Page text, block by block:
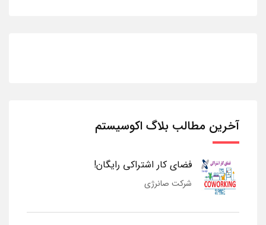
آخرین مطالب بلاگ اکوسیستم
فضای کار اشتراکی رایگان!
شرکت صانرژی